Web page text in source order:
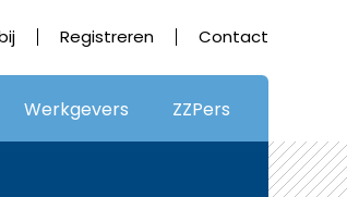
Registreren Contact
Werkgevers ZZPers